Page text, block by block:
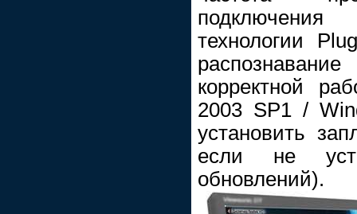
технологии
корректной
2003 SP1 /
установить
если не
обновлений).